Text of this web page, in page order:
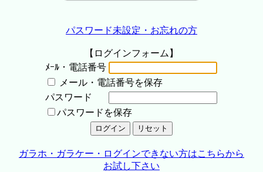
パスワード未設定・お忘れの方
【ログインフォーム】
ﾒｰﾙ・電話番号
メール・電話番号を保存
パスワード
パスワードを保存
ガラホ・ガラケー・ログインできない方はこちらから
お試し下さい